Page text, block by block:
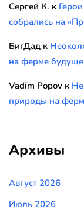
Сергей К. к
собрались на
БигДад к
на ферме
Vadim Popov к
природы на
Архивы
Август 2026
Июль 2026